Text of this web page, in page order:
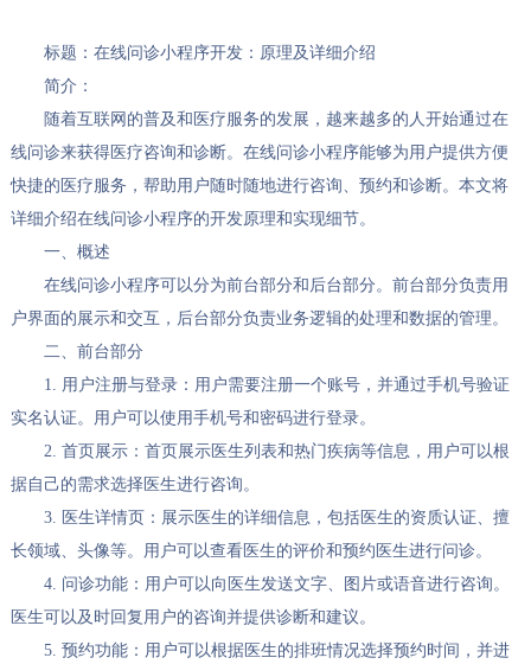
标题：在线问诊小程序开发：原理及详细介绍
简介：
随着互联网的普及和医疗服务的发展，越来越多的人开始通过在
线问诊来获得医疗咨询和诊断。在线问诊小程序能够为用户提供方便
快捷的医疗服务，帮助用户随时随地进行咨询、预约和诊断。本文将
详细介绍在线问诊小程序的开发原理和实现细节。
一、概述
在线问诊小程序可以分为前台部分和后台部分。前台部分负责用
户界面的展示和交互，后台部分负责业务逻辑的处理和数据的管理。
二、前台部分
1. 用户注册与登录：用户需要注册一个账号，并通过手机号验证
实名认证。用户可以使用手机号和密码进行登录。
2. 首页展示：首页展示医生列表和热门疾病等信息，用户可以根
据自己的需求选择医生进行咨询。
3. 医生详情页：展示医生的详细信息，包括医生的资质认证、擅
长领域、头像等。用户可以查看医生的评价和预约医生进行问诊。
4. 问诊功能：用户可以向医生发送文字、图片或语音进行咨询。
医生可以及时回复用户的咨询并提供诊断和建议。
5. 预约功能：用户可以根据医生的排班情况选择预约时间，并进